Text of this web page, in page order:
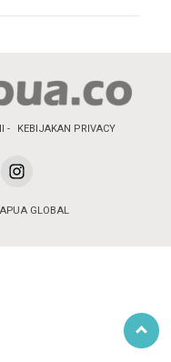
KEBIJAKAN PRIVACY
GLOBAL